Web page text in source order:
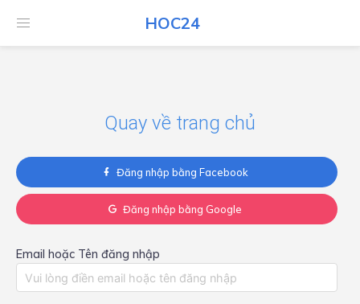
HOC24
HOC24
Quay về trang chủ
Đăng nhập bằng Facebook
Đăng nhập bằng Google
Email hoặc Tên đăng nhập